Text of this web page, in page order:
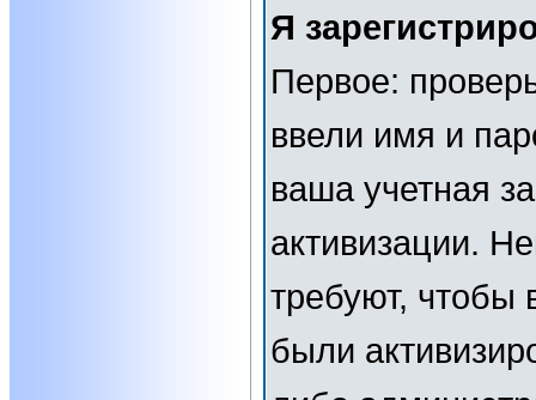
Я
Первое:
ввели имя и
ваша учетная
активизации.
требуют, чтобы
были